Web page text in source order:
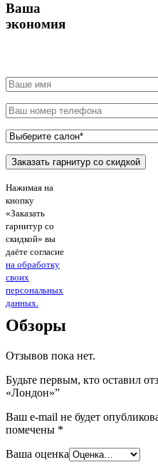
Ваша
экономия
Нажимая на
кнопку
«Заказать
гарнитур со
скидкой» вы
даёте согласие
на обработку
своих
персональных
данных.
Обзоры
Отзывов пока нет.
Будьте первым, кто оставил
«Лондон»”
Ваш e-mail не будет
помечены *
Ваша оценка